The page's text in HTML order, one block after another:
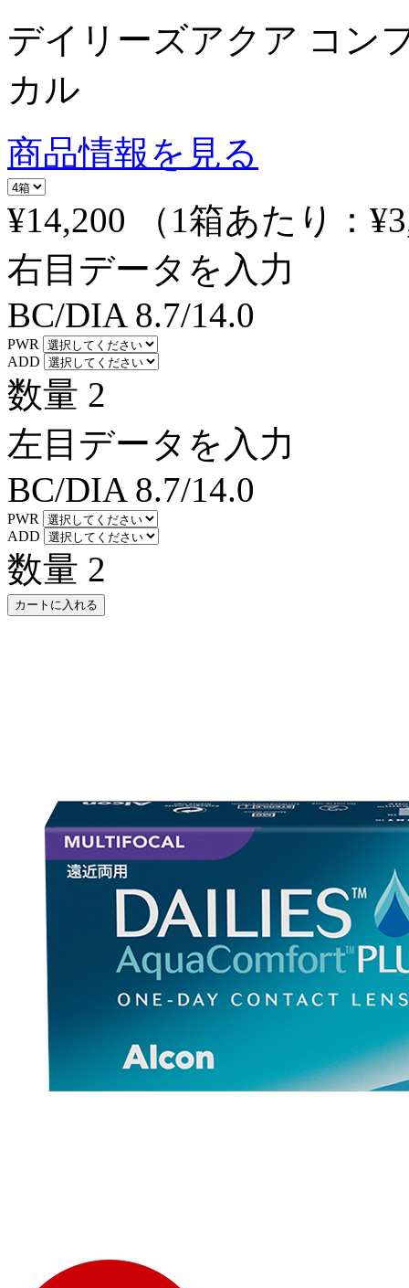
デイリーズアクア コン
カル
商品情報を見る
¥14,200
（1箱あたり：
右目データを入力
BC/DIA 8.7/14.0
PWR
ADD
数量 2
左目データを入力
BC/DIA 8.7/14.0
PWR
ADD
数量 2
カートに入れる